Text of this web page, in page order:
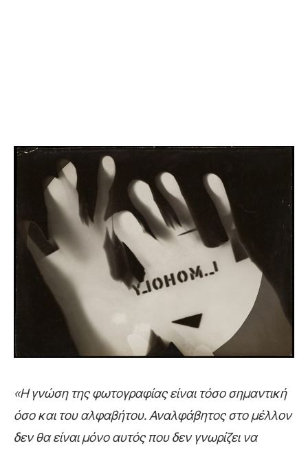
«Η γνώση της φωτογραφίας είναι τόσο σημαντική
όσο και του αλφαβήτου. Αναλφάβητος στο μέλλον
δεν θα είναι μόνο αυτός που δεν γνωρίζει να